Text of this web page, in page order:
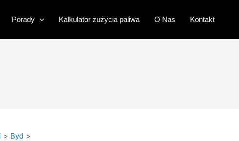
Porady Kalkulator zużycia paliwa O Nas Kontakt
Byd